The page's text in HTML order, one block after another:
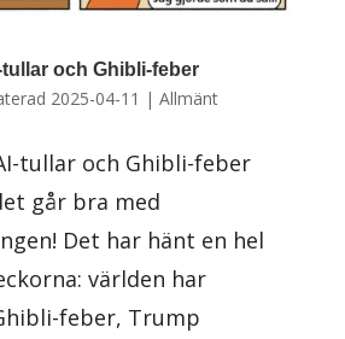
och Ghibli-feber
2025-04-11 | Allmänt
tullar och Ghibli-feber
går bra med
Det har hänt en hel
världen har
feber, Trump